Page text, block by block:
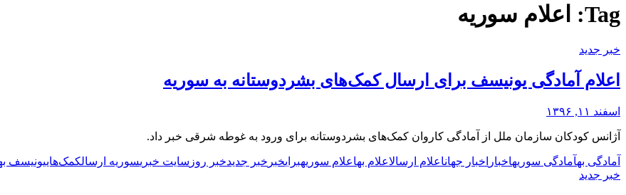
Tag: اعلام سوریه
خبر جدید
اعلام آمادگی یونیسف برای ارسال کمک‌های بشردوستانه به سوریه
اسفند ۱۱, ۱۳۹۶
آژانس کودکان سازمان ملل از آمادگی کاروان کمک‌های بشردوستانه برای ورود به غوطه شرقی خبر داد.
آمادگی بهآمادگی سوریهاخبار اخبار جهاناعلام ارسالاعلام بهاعلام سوریهبرایخبر خبر جدیدخبر روز سایت خبریسوریه ارسالکمک‌هاییونیسف
خبر جدید